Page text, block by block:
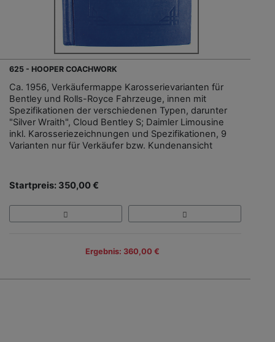
625 - HOOPER COACHWORK
Ca. 1956, Verkäufermappe Karosserievarianten für
Bentley und Rolls-Royce Fahrzeuge, innen mit
Spezifikationen der verschiedenen Typen, darunter
"Silver Wraith", Cloud Bentley S; Daimler Limousine
inkl. Karosseriezeichnungen und Spezifikationen, 9
Varianten nur für Verkäufer bzw. Kundenansicht
Startpreis: 350,00 €
Ergebnis: 360,00 €